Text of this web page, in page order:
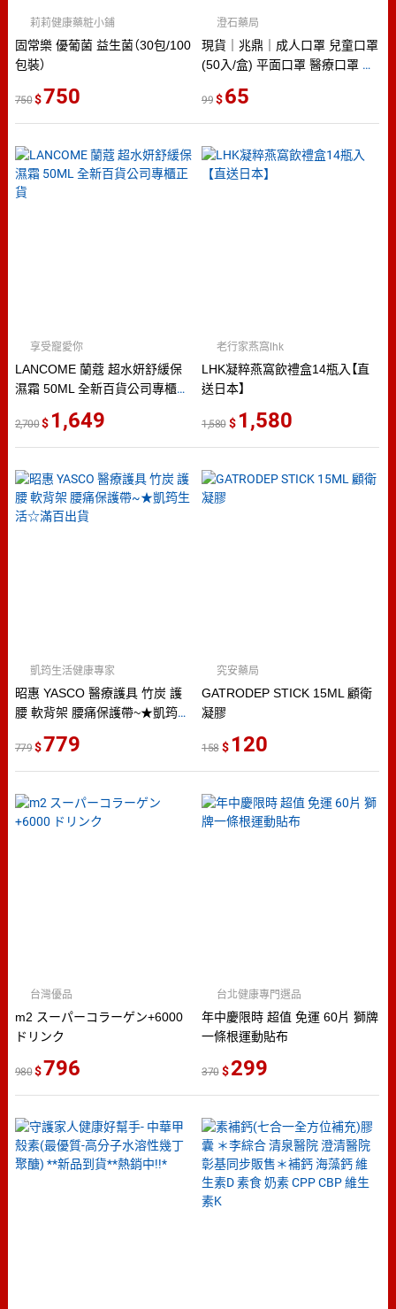
固常樂 優葡菌 益生菌（30包/100
包裝）
莉莉健康藥粧小鋪
750 750
現貨｜兆鼎｜成人口罩 兒童口罩
(50入/盒) 平面口罩 醫療口罩 醫
澄石藥局
99 65
LANCOME 蘭蔻 超水妍舒緩保
濕霜 50ML 全新百貨公司專櫃正
享受寵愛你
2,700 1,649
LHK凝粹燕窩飲禮盒14瓶入【直
送日本】
老行家燕窩lhk
1,580 1,580
昭惠 YASCO 醫療護具 竹炭 護
腰 軟背架 腰痛保護帶~★凱筠生
凱筠生活健康專家
779 779
GATRODEP STICK 15ML 顧衛
凝膠
究安藥局
158 120
m2 スーパーコラーゲン+6000
ドリンク
台灣優品
980 796
年中慶限時 超值 免運 60片 獅牌
一條根運動貼布
台北健康專門選品
370 299